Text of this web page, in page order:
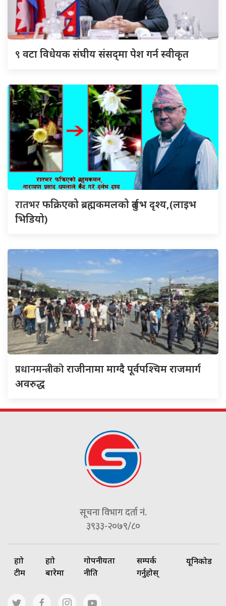
९ वटा विधेयक संघीय संसद्‌मा पेश गर्न स्वीकृत
रातभरफक्रिएको ब्रह्मकमलको दुर्लभ दृश्य,(लाइभ
भिडियो)
प्रधानमन्त्रीकोराजीनामा माग्दै पूर्वपश्चिम राजमार्ग
अवरुद्ध
सूचना विभाग दर्ता नं.
३९३३-२०७९/८०
हाम्रो
टीम
हाम्रो
बारेमा
गोपनीयता
नीति
सम्पर्क
गर्नुहोस्
यूनिकोड